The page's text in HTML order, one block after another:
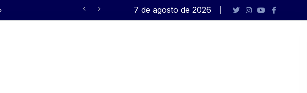
Pagano: «El presidente no está en sus
7 de agosto de 2026